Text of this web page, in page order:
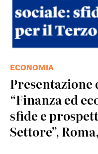
ECONOMIA
“Finanza ed
sfide e
Settore”,